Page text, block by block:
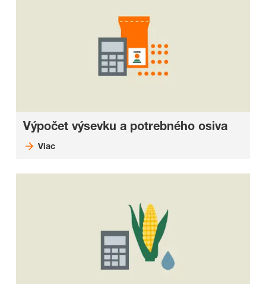
Výpočet výsevku a potrebného osiva
Viac